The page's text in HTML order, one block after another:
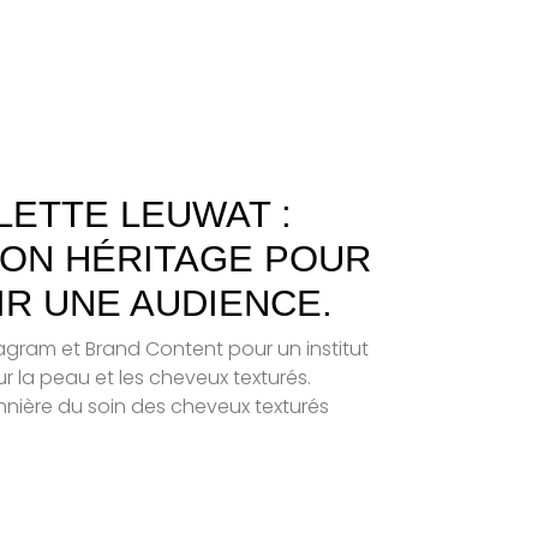
LEUWAT :
HÉRITAGE POUR
UNE AUDIENCE.
et Brand Content pour un institut
la peau et les cheveux texturés.
du soin des cheveux texturés